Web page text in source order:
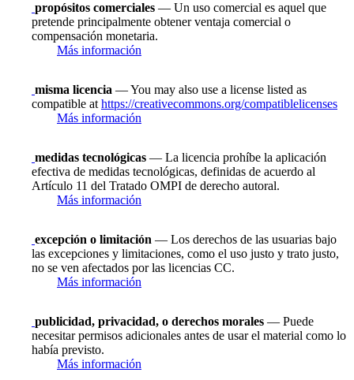
propósitos comerciales — Un uso comercial es aquel que
pretende principalmente obtener ventaja comercial o
compensación monetaria.
Más información
misma licencia — You may also use a license listed as
compatible at https://creativecommons.org/compatiblelicenses
Más información
medidas tecnológicas — La licencia prohíbe la aplicación
efectiva de medidas tecnológicas, definidas de acuerdo al
Artículo 11 del Tratado OMPI de derecho autoral.
Más información
excepción o limitación — Los derechos de las usuarias bajo
las excepciones y limitaciones, como el uso justo y trato justo,
no se ven afectados por las licencias CC.
Más información
publicidad, privacidad, o derechos morales — Puede
necesitar permisos adicionales antes de usar el material como lo
había previsto.
Más información